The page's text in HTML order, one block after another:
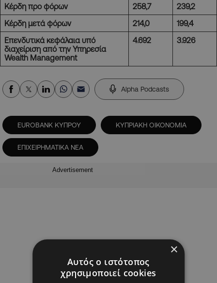
Κέρδη προ φόρων 258,7
239,2
Κέρδη μετά φόρων 214,0
199,4
Επενδυτικά κεφάλαια υπό
διαχείριση από την Υπηρεσία
Wealth Management
4.692 3.926
Alpha Podcasts
EUROBANK ΚΥΠΡΟΥ KΥΠΡΙΑΚΗ ΟΙΚΟΝΟΜΙΑ
ΕΠΙΧΕΙΡΗΜΑΤΙΚΑ ΝΕΑ
Advertisement
×
Αυτός ο ιστότοπος
χρησιμοποιεί cookies